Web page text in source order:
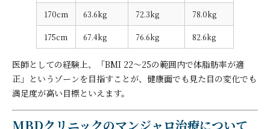
170cm 63.6kg 72.3kg 78.0kg
175cm 67.4kg 76.6kg 82.6kg
医師としての経験上、「BMI 22〜25の範囲内で体脂肪率が適
正」というゾーンを目指すことが、健康面でも見た目の変化でも
満足度が高い目標といえます。
MBDクリニックのマンジャロ治療について